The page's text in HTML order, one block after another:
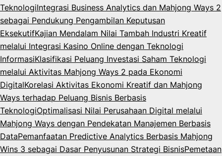
TeknologiIntegrasi Business Analytics dan Mahjong Ways 2
sebagai Pendukung Pengambilan Keputusan
EksekutifKajian Mendalam Nilai Tambah Industri Kreatif
melalui Integrasi Kasino Online dengan Teknologi
InformasiKlasifikasi Peluang Investasi Saham Teknologi
melalui Aktivitas Mahjong Ways 2 pada Ekonomi
DigitalKorelasi Aktivitas Ekonomi Kreatif dan Mahjong
Ways terhadap Peluang Bisnis Berbasis
TeknologiOptimalisasi Nilai Perusahaan Digital melalui
Mahjong Ways dengan Pendekatan Manajemen Berbasis
DataPemanfaatan Predictive Analytics Berbasis Mahjong
Wins 3 sebagai Dasar Penyusunan Strategi BisnisPemetaan